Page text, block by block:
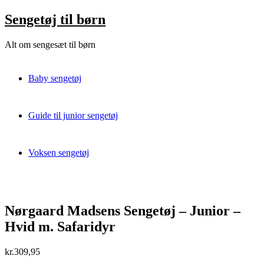
Skip
to
Sengetøj til børn
Alt om sengesæt til børn
Baby sengetøj
Guide til junior sengetøj
Voksen sengetøj
Nørgaard Madsens Sengetøj – Junior –
Hvid m. Safaridyr
kr.309,95